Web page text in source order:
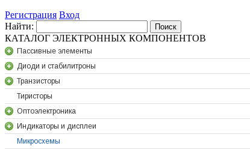
Регистрация Вход
Найти:
КАТАЛОГ ЭЛЕКТРОННЫХ КОМПОНЕНТОВ
Паccивные элементы
Диоди и стабилитроны
Транзисторы
Тиристоры
Оптоэлектроника
Индикаторы и дисплеи
Микросхемы